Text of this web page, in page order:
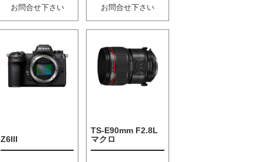
お問合せ下さい
お問合せ下さい
Z6III
TS-E90mm F2.8L
マクロ